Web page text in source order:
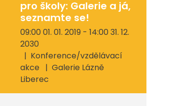
pro školy: Galerie a já,
seznamte se!
09:00 01. 01. 2019 - 14:00 31. 12.
2030
Konference/vzdělávací
akce
Galerie Lázně
Liberec